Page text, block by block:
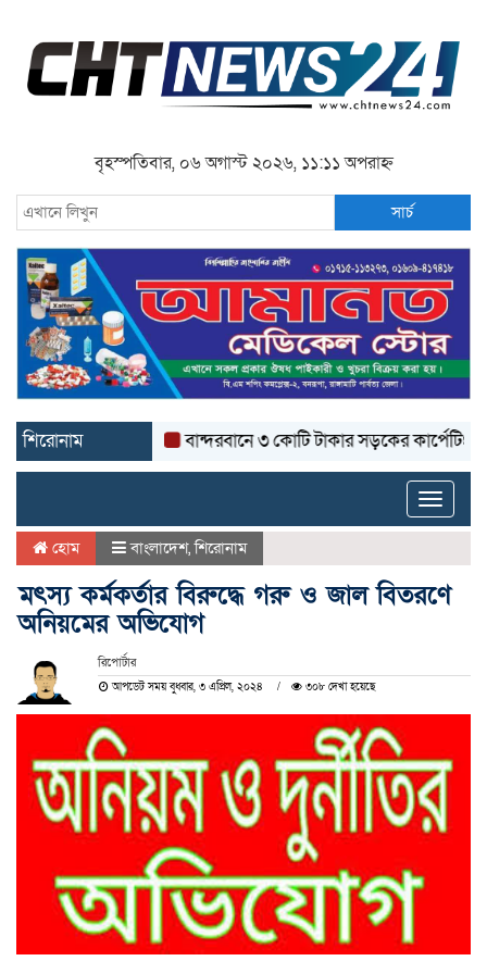
বৃহস্পতিবার, ০৬ অগাস্ট ২০২৬, ১১:১১ অপরাহ্ন
সার্চ
শিরোনাম বান্দরবানে ৩ কোটি টাকার সড়কের কার্পেটিং উঠে
Toggle
হোম বাংলাদেশ,শিরোনাম
মৎস্য কর্মকর্তার বিরুদ্ধে গরু ও জাল বিতরণে
অনিয়মের অভিযোগ
রিপোর্টার
আপডেট সময় বুধবার, ৩ এপ্রিল, ২০২৪ ৩০৮ দেখা হয়েছে